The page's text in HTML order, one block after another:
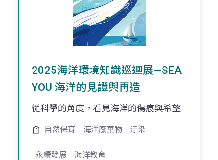
2025海洋環境知識巡迴展—SEA
YOU 海洋的見證與再造
從科學的角度，看見海洋的傷痕與希望!
自然保育 海洋廢棄物 汙染
永續發展 海洋教育